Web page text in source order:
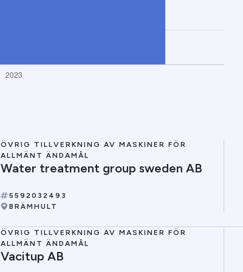
ÖVRIG TILLVERKNING AV MASKINER FÖR
ALLMÄNT ÄNDAMÅL
Water treatment group sweden AB
5592032493
BRÄMHULT
ÖVRIG TILLVERKNING AV MASKINER FÖR
ALLMÄNT ÄNDAMÅL
Vacitup AB